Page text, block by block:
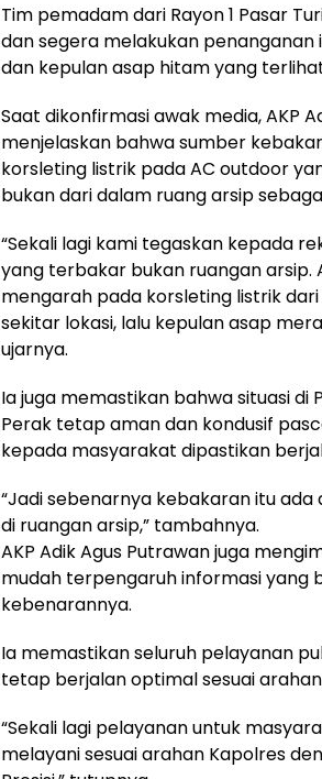
Tim pemadam dari Rayon 1 Pasar
dan segera melakukan
dan kepulan asap hitam yang
Saat dikonfirmasi awak media, AKP
menjelaskan bahwa sumber
korsleting listrik pada AC outdoor
bukan dari dalam ruang arsip
“Sekali lagi kami tegaskan kepada
yang terbakar bukan ruangan
mengarah pada korsleting listrik
sekitar lokasi, lalu kepulan asap
ujarnya.
Ia juga memastikan bahwa situasi di
Perak tetap aman dan kondusif
kepada masyarakat dipastikan
“Jadi sebenarnya kebakaran itu ada
di ruangan arsip,” tambahnya.
AKP Adik Agus Putrawan juga
mudah terpengaruh informasi yang
kebenarannya.
Ia memastikan seluruh pelayanan
tetap berjalan optimal sesuai
“Sekali lagi pelayanan untuk
melayani sesuai arahan Kapolres